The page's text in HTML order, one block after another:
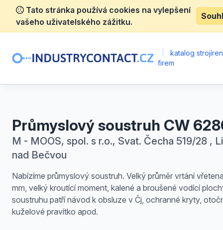
Tato stránka používá cookies na vylepšení
vašeho uživatelského zážitku.
katalog
firem
Průmyslový soustruh CW
M - MOOS, spol. s r.o., Svat. Čecha 519/28 ,
nad Bečvou
Nabízíme průmyslový soustruh. Velký průměr vrtání
mm, velký kroutící moment, kalené a broušené vodící
soustruhu patří návod k obsluze v Čj, ochranné kryty,
kuželové pravítko apod.